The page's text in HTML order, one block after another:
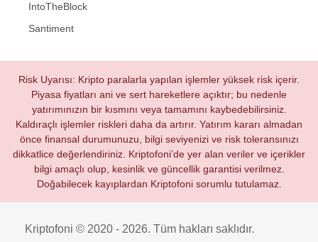
IntoTheBlock
Santiment
Risk Uyarısı: Kripto paralarla yapılan işlemler yüksek risk içerir.
Piyasa fiyatları ani ve sert hareketlere açıktır; bu nedenle
yatırımınızın bir kısmını veya tamamını kaybedebilirsiniz.
Kaldıraçlı işlemler riskleri daha da artırır. Yatırım kararı almadan
önce finansal durumunuzu, bilgi seviyenizi ve risk toleransınızı
dikkatlice değerlendiriniz. Kriptofoni’de yer alan veriler ve içerikler
bilgi amaçlı olup, kesinlik ve güncellik garantisi verilmez.
Doğabilecek kayıplardan Kriptofoni sorumlu tutulamaz.
Kriptofoni © 2020 - 2026. Tüm hakları saklıdır.